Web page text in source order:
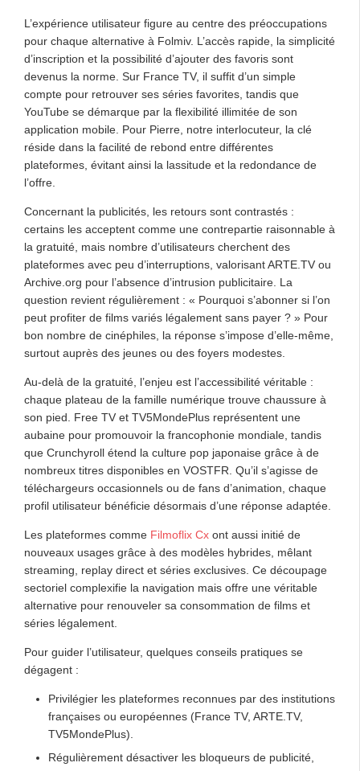
L’expérience utilisateur figure au centre des préoccupations
pour chaque alternative à Folmiv. L’accès rapide, la simplicité
d’inscription et la possibilité d’ajouter des favoris sont
devenus la norme. Sur France TV, il suffit d’un simple
compte pour retrouver ses séries favorites, tandis que
YouTube se démarque par la flexibilité illimitée de son
application mobile. Pour Pierre, notre interlocuteur, la clé
réside dans la facilité de rebond entre différentes
plateformes, évitant ainsi la lassitude et la redondance de
l’offre.
Concernant la publicités, les retours sont contrastés :
certains les acceptent comme une contrepartie raisonnable à
la gratuité, mais nombre d’utilisateurs cherchent des
plateformes avec peu d’interruptions, valorisant ARTE.TV ou
Archive.org pour l’absence d’intrusion publicitaire. La
question revient régulièrement : « Pourquoi s’abonner si l’on
peut profiter de films variés légalement sans payer ? » Pour
bon nombre de cinéphiles, la réponse s’impose d’elle-même,
surtout auprès des jeunes ou des foyers modestes.
Au-delà de la gratuité, l’enjeu est l’accessibilité véritable :
chaque plateau de la famille numérique trouve chaussure à
son pied. Free TV et TV5MondePlus représentent une
aubaine pour promouvoir la francophonie mondiale, tandis
que Crunchyroll étend la culture pop japonaise grâce à de
nombreux titres disponibles en VOSTFR. Qu’il s’agisse de
téléchargeurs occasionnels ou de fans d’animation, chaque
profil utilisateur bénéficie désormais d’une réponse adaptée.
Les plateformes comme Filmoflix Cx ont aussi initié de
nouveaux usages grâce à des modèles hybrides, mêlant
streaming, replay direct et séries exclusives. Ce découpage
sectoriel complexifie la navigation mais offre une véritable
alternative pour renouveler sa consommation de films et
séries légalement.
Pour guider l’utilisateur, quelques conseils pratiques se
dégagent :
Privilégier les plateformes reconnues par des institutions
françaises ou européennes (France TV, ARTE.TV,
TV5MondePlus).
Régulièrement désactiver les bloqueurs de publicité,